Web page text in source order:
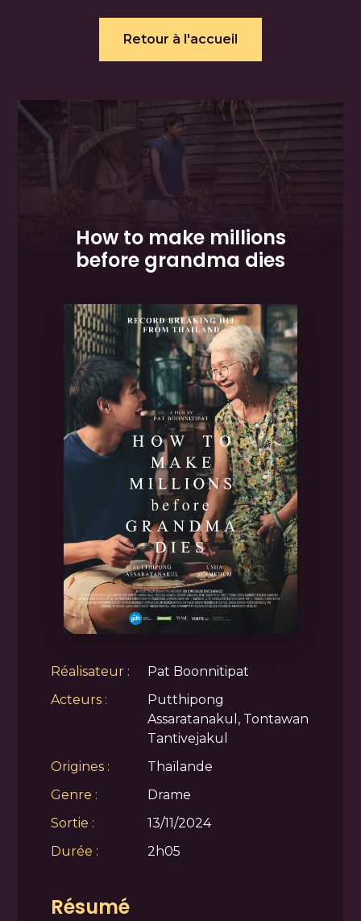
Retour à l'accueil
How to make millions
before grandma dies
Réalisateur :
Pat Boonnitipat
Acteurs :
Putthipong
Assaratanakul, Tontawan
Tantivejakul
Origines :
Thaïlande
Genre :
Drame
Sortie :
13/11/2024
Durée :
2h05
Résumé